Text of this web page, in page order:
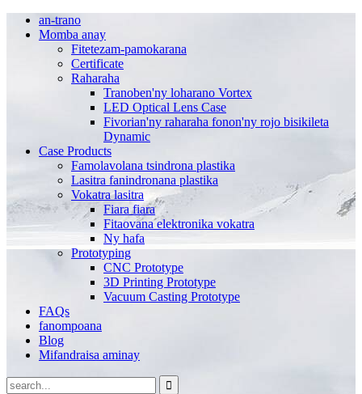
an-trano
Momba anay
Fitetezam-pamokarana
Certificate
Raharaha
Tranoben'ny loharano Vortex
LED Optical Lens Case
Fivorian'ny raharaha fonon'ny rojo bisikileta
Dynamic
Case Products
Famolavolana tsindrona plastika
Lasitra fanindronana plastika
Vokatra lasitra
Fiara fiara
Fitaovana elektronika vokatra
Ny hafa
Prototyping
CNC Prototype
3D Printing Prototype
Vacuum Casting Prototype
FAQs
fanompoana
Blog
Mifandraisa aminay